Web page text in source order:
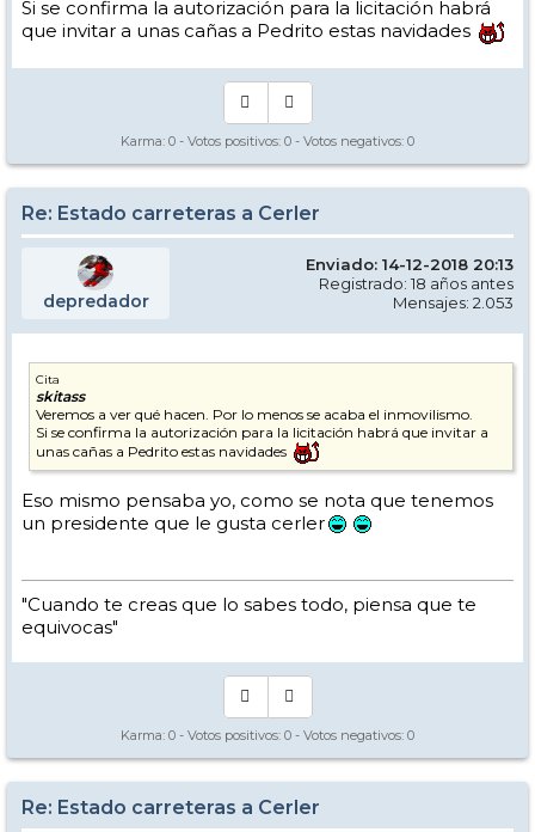
Si se confirma la autorización para la licitación habrá
que invitar a unas cañas a Pedrito estas navidades
Karma: 0 - Votos positivos: 0 - Votos negativos: 0
Re: Estado carreteras a Cerler
depredador
Enviado: 14-12-2018 20:13
Registrado: 18 años antes
Mensajes: 2.053
Cita
skitass
Veremos a ver qué hacen. Por lo menos se acaba el inmovilismo.
Si se confirma la autorización para la licitación habrá que invitar a
unas cañas a Pedrito estas navidades
Eso mismo pensaba yo, como se nota que tenemos
un presidente que le gusta cerler
"Cuando te creas que lo sabes todo, piensa que te
equivocas"
Karma: 0 - Votos positivos: 0 - Votos negativos: 0
Re: Estado carreteras a Cerler